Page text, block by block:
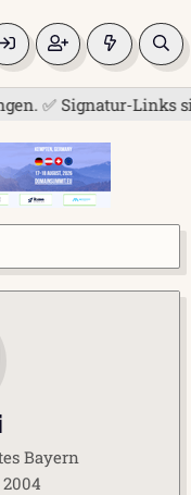
Signatur-Links
Bayern
2004